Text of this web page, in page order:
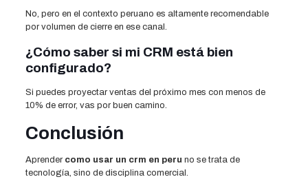
No, pero en el contexto peruano es altamente recomendable
por volumen de cierre en ese canal.
¿Cómo saber si mi CRM está bien
configurado?
Si puedes proyectar ventas del próximo mes con menos de
10% de error, vas por buen camino.
Conclusión
Aprender como usar un crm en peru no se trata de
tecnología, sino de disciplina comercial.